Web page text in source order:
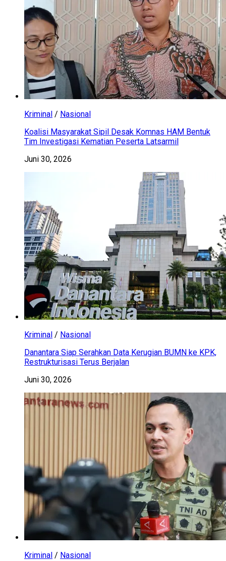
Kriminal / Nasional
Koalisi Masyarakat Sipil Desak Komnas HAM Bentuk
Tim Investigasi Kematian Peserta Latsarmil
Juni 30, 2026
Kriminal / Nasional
Danantara Siap Serahkan Data Kerugian BUMN ke KPK,
Restrukturisasi Terus Berjalan
Juni 30, 2026
Kriminal / Nasional